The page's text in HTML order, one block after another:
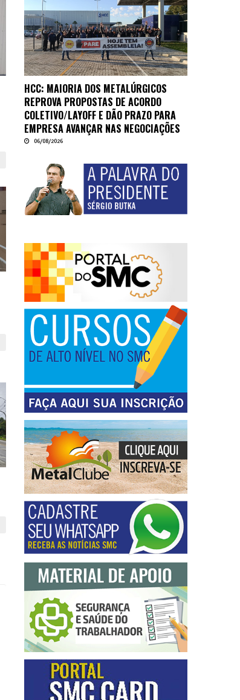
HCC: MAIORIA DOS METALÚRGICOS
REPROVA PROPOSTAS DE ACORDO
COLETIVO/LAYOFF E DÃO PRAZO PARA
EMPRESA AVANÇAR NAS NEGOCIAÇÕES
06/08/2026